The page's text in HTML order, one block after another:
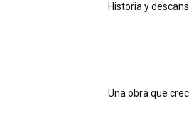
Historia y
Una obra que